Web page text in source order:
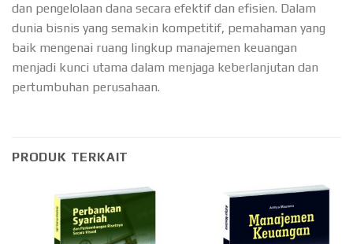
dan pengelolaan dana secara efektif dan efisien. Dalam
dunia bisnis yang semakin kompetitif, pemahaman yang
baik mengenai ruang lingkup manajemen keuangan
menjadi kunci utama dalam menjaga keberlanjutan dan
pertumbuhan perusahaan.
PRODUK TERKAIT